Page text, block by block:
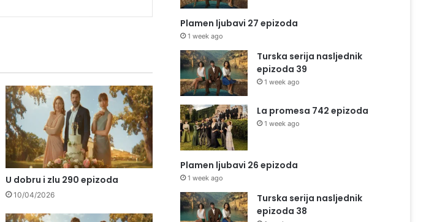
U dobru i zlu 290 epizoda
10/04/2026
Plamen ljubavi 27 epizoda
1 week ago
Turska serija nasljednik
epizoda 39
1 week ago
La promesa 742 epizoda
1 week ago
Plamen ljubavi 26 epizoda
1 week ago
Turska serija nasljednik
epizoda 38